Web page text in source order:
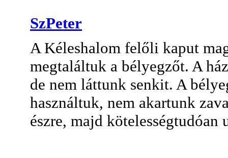
SzPeter
A Kéleshalom felőli kaput
megtaláltuk a bélyegzőt. A
de nem láttunk senkit. A
használtuk, nem akartunk
észre, majd kötelességtudóan